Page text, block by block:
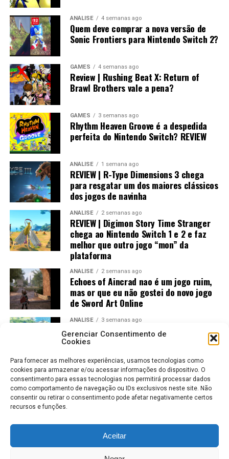
Gerenciar Consentimento de
Cookies
Para fornecer as melhores experiências, usamos tecnologias como
cookies para armazenar e/ou acessar informações do dispositivo. O
consentimento para essas tecnologias nos permitirá processar dados
como comportamento de navegação ou IDs exclusivos neste site. Não
consentir ou retirar o consentimento pode afetar negativamente certos
recursos e funções.
Aceitar
ANÁLISE 4 semanas ago
Quem deve comprar a nova versão de
Sonic Frontiers para Nintendo Switch 2?
GAMES 4 semanas ago
Review | Rushing Beat X: Return of
Brawl Brothers vale a pena?
GAMES 3 semanas ago
Rhythm Heaven Groove é a despedida
perfeita do Nintendo Switch? REVIEW
ANÁLISE 1 semana ago
REVIEW | R-Type Dimensions 3 chega
para resgatar um dos maiores clássicos
dos jogos de navinha
ANÁLISE 2 semanas ago
REVIEW | Digimon Story Time Stranger
chega ao Nintendo Switch 1 e 2 e faz
melhor que outro jogo “mon” da
plataforma
ANÁLISE 2 semanas ago
Echoes of Aincrad nao é um jogo ruim,
mas or que eu não gostei do novo jogo
de Sword Art Online
ANÁLISE 3 semanas ago
Jogos Amados e Odiados do Sonic: Os
Maiores Acertos e Erros da SEGA
ROBERTO KARLOS COLABORADORES
POLÍTICA DE PRIVACIDADE